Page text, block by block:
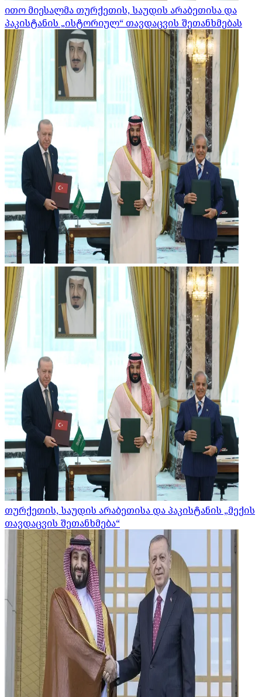
ითო მიესალმა თურქეთის, საუდის არაბეთისა და
პაკისტანის „ისტორიულ“ თავდაცვის შეთანხმებას
თურქეთის, საუდის არაბეთისა და პაკისტანის „მექის
თავდაცვის შეთანხმება“